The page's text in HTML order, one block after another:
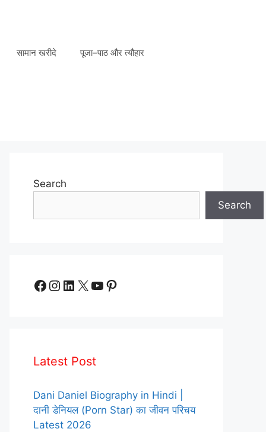
सामान खरीदे पूजा–पाठ और त्यौहार
Search
Search
Facebook
Instagram
LinkedIn
X YouTube
Pinterest
Latest Post
Dani Daniel Biography in Hindi |
दानी डेनियल (Porn Star) का जीवन परिचय
Latest 2026